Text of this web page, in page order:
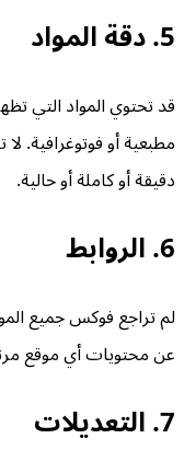
5. دقة المواد
قد تحتوي المواد التي
مطبعية أو فوتوغرافية.
دقيقة أو كاملة أو حالية.
6. الروابط
لم تراجع فوكس جميع
عن محتويات أي موقع
7. التعديلات